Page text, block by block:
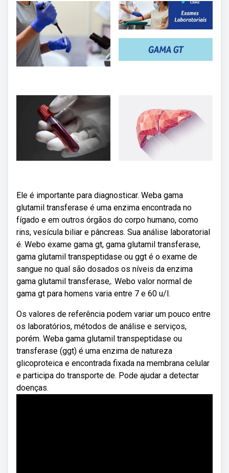
Ele é importante para diagnosticar. Weba gama
glutamil transferase é uma enzima encontrada no
fígado e em outros órgãos do corpo humano, como
rins, vesícula biliar e pâncreas. Sua análise laboratorial
é. Webo exame gama gt, gama glutamil transferase,
gama glutamil transpeptidase ou ggt é o exame de
sangue no qual são dosados os níveis da enzima
gama glutamil transferase,. Webo valor normal de
gama gt para homens varia entre 7 e 60 u/l.
Os valores de referência podem variar um pouco entre
os laboratórios, métodos de análise e serviços,
porém. Weba gama glutamil transpeptidase ou
transferase (ggt) é uma enzima de natureza
glicoproteica e encontrada fixada na membrana celular
e participa do transporte de. Pode ajudar a detectar
doenças.